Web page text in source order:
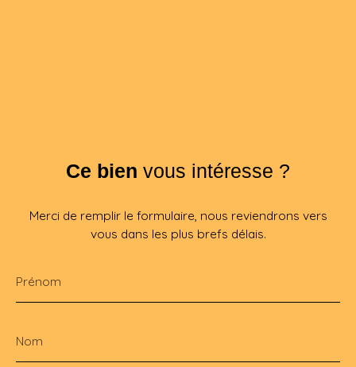
Ce bien vous intéresse ?
Merci de remplir le formulaire, nous reviendrons vers
vous dans les plus brefs délais.
Prénom
Nom